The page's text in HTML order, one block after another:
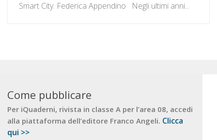
Smart City. Federica Appendino Negli ultimi anni...
Come pubblicare
Per iQuaderni, rivista in classe A per l’area 08, accedi
alla piattaforma dell’editore Franco Angeli. Clicca
qui >>